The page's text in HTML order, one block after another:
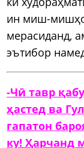
ин миш-мишҳо
мерасиданд,
эътибор
-Чӣ тавр
ҳастед ва
гапатон
ку! Ҳарчанд